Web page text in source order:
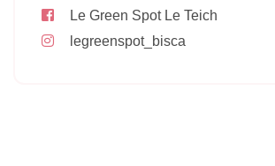
Le Green Spot Le Teich
legreenspot_bisca